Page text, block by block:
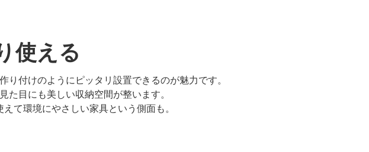
使える
付けのようにピッタリ設置できるのが魅力です。
た目にも美しい収納空間が整います。
て環境にやさしい家具という側面も。